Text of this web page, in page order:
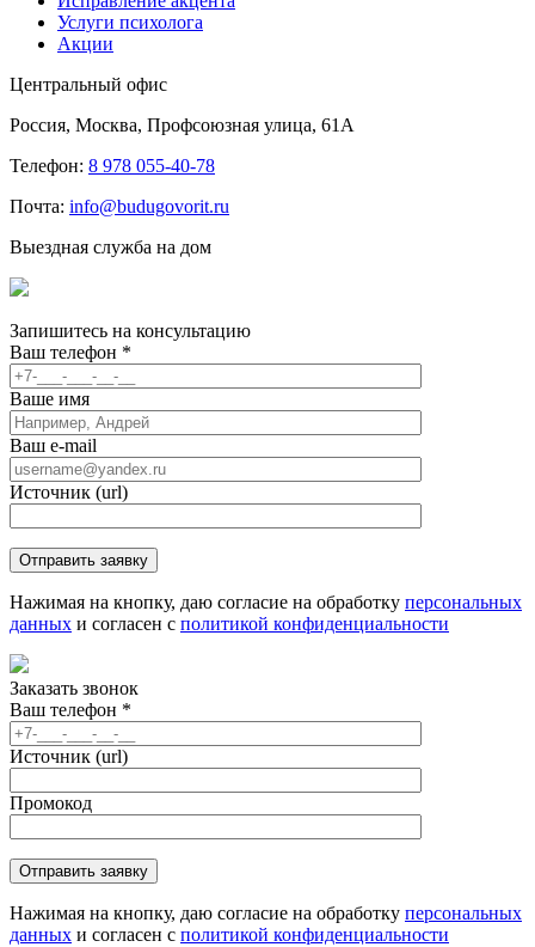
Услуги психолога
Акции
Центральный офис
Россия, Москва, Профсоюзная улица, 61А
Телефон: 8 978 055-40-78
Почта: info@budugovorit.ru
Выездная служба на дом
Запишитесь на консультацию
Ваш телефон *
Ваше имя
Ваш e-mail
Источник (url)
Нажимая на кнопку, даю согласие на обработку персональных
данных и согласен с политикой конфиденциальности
Заказать звонок
Ваш телефон *
Источник (url)
Промокод
Нажимая на кнопку, даю согласие на обработку персональных
данных и согласен с политикой конфиденциальности